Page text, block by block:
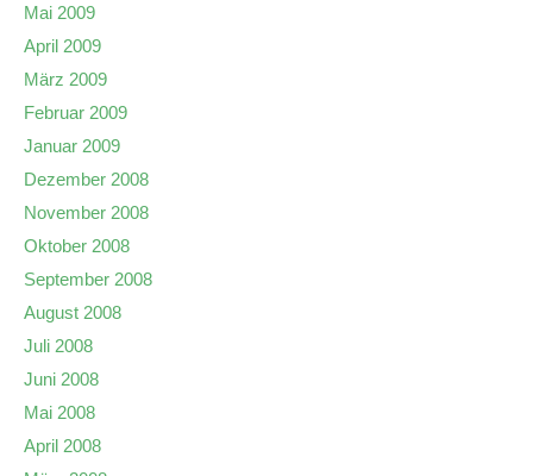
Mai 2009
April 2009
März 2009
Februar 2009
Januar 2009
Dezember 2008
November 2008
Oktober 2008
September 2008
August 2008
Juli 2008
Juni 2008
Mai 2008
April 2008